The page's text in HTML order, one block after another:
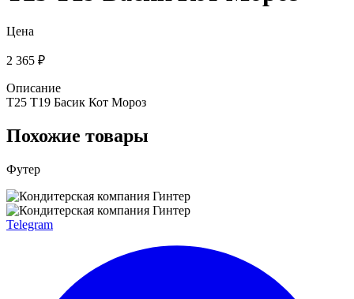
Цена
2 365 ₽
Описание
Т25 Т19 Басик Кот Мороз
Похожие товары
Футер
Telegram